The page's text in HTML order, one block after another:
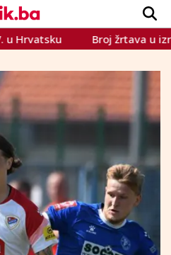
KRONIKA2023.
Broj žrtava u